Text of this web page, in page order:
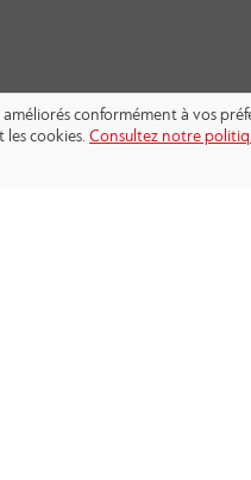
conformément à vos
cookies. Consultez notre